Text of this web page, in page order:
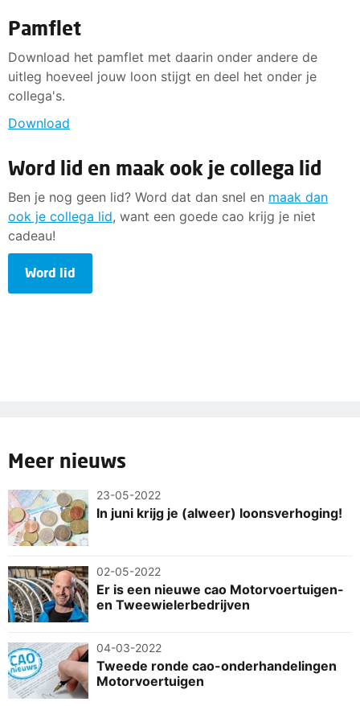
Pamflet
Download het pamflet met daarin onder andere de
uitleg hoeveel jouw loon stijgt en deel het onder je
collega's.
Download
Word lid en maak ook je collega lid
Ben je nog geen lid? Word dat dan snel en maak dan
ook je collega lid, want een goede cao krijg je niet
cadeau!
Word lid
Meer nieuws
23-05-2022
In juni krijg je (alweer) loonsverhoging!
02-05-2022
Er is een nieuwe cao Motorvoertuigen-
en Tweewielerbedrijven
04-03-2022
Tweede ronde cao-onderhandelingen
Motorvoertuigen